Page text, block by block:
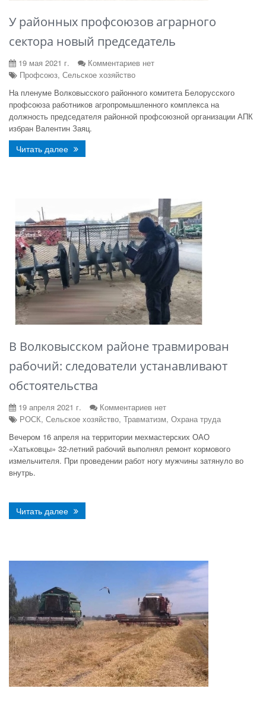
У районных профсоюзов аграрного
сектора новый председатель
19 мая 2021 г.
Комментариев нет
Профсоюз, Сельское хозяйство
На пленуме Волковысского районного комитета Белорусского
профсоюза работников агропромышленного комплекса на
должность председателя районной профсоюзной организации АПК
избран Валентин Заяц.
Читать далее
В Волковысском районе травмирован
рабочий: следователи устанавливают
обстоятельства
19 апреля 2021 г.
Комментариев нет
РОСК, Сельское хозяйство, Травматизм, Охрана труда
Вечером 16 апреля на территории мехмастерских ОАО
«Хатьковцы» 32-летний рабочий выполнял ремонт кормового
измельчителя. При проведении работ ногу мужчины затянуло во
внутрь.
Читать далее